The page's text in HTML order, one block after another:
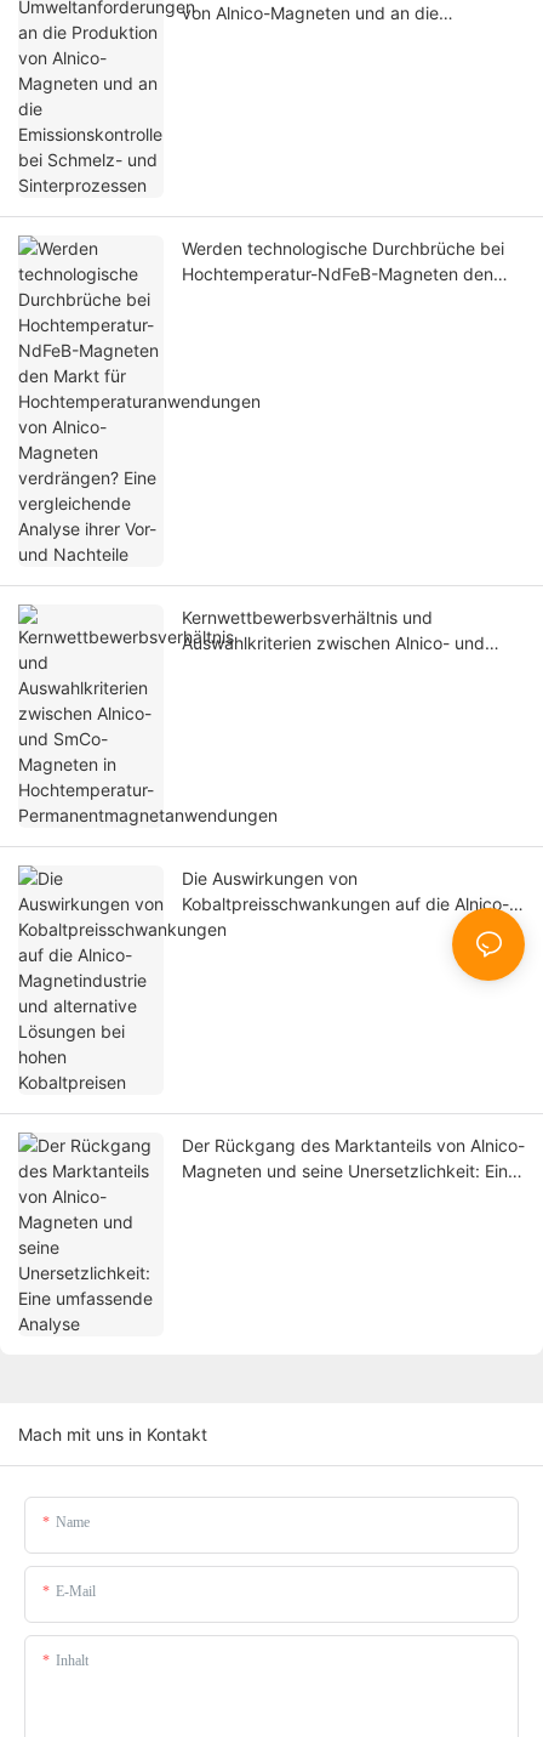
von Alnico-Magneten und an die
Werden technologische Durchbrüche bei
Hochtemperatur-NdFeB-Magneten den
Kernwettbewerbsverhältnis und
Auswahlkriterien zwischen Alnico- und
Die Auswirkungen von
Kobaltpreisschwankungen auf die Alnico-
Magnetindustrie und alternative Lösungen
Der Rückgang des Marktanteils von Alnico-
Magneten und seine Unersetzlichkeit: Eine
Mach mit uns in Kontakt
Name
E-Mail
Inhalt